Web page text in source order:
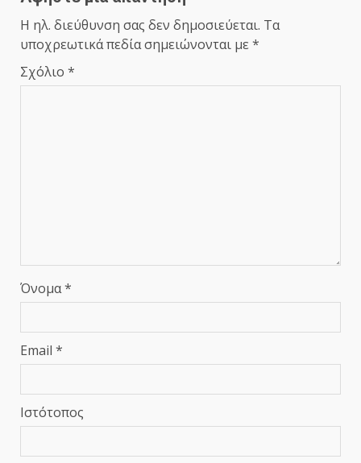
Η ηλ. διεύθυνση σας δεν δημοσιεύεται. Τα
υποχρεωτικά πεδία σημειώνονται με *
Σχόλιο *
Όνομα*
Email *
Ιστότοπος